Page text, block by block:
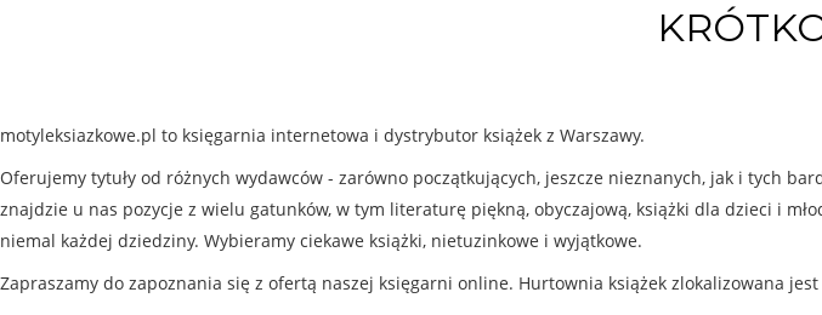
motyleksiazkowe.pl to księgarnia internetowa i dystrybutor książek z Warszawy.
Oferujemy tytuły od różnych wydawców - zarówno początkujących, jeszcze nieznanych, jak i tych
znajdzie u nas pozycje z wielu gatunków, w tym literaturę piękną, obyczajową, książki dla dzieci i
niemal każdej dziedziny. Wybieramy ciekawe książki, nietuzinkowe i wyjątkowe.
Zapraszamy do zapoznania się z ofertą naszej księgarni online. Hurtownia książek zlokalizowana